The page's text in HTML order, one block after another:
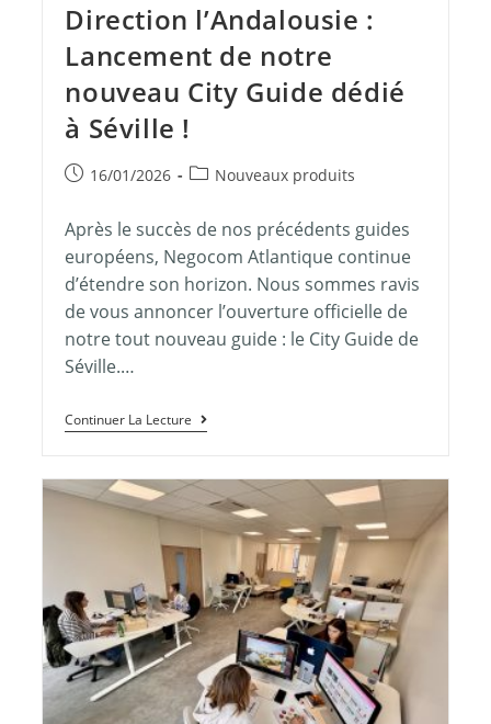
Direction l’Andalousie :
Lancement de notre
nouveau City Guide dédié
à Séville !
16/01/2026 Nouveaux produits
Après le succès de nos précédents guides
européens, Negocom Atlantique continue
d’étendre son horizon. Nous sommes ravis
de vous annoncer l’ouverture officielle de
notre tout nouveau guide : le City Guide de
Séville.…
Continuer La Lecture